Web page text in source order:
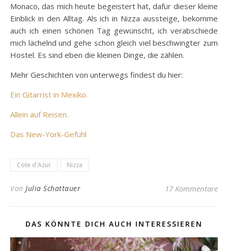
Monaco, das mich heute begeistert hat, dafür dieser kleine
Einblick in den Alltag. Als ich in Nizza aussteige, bekomme
auch ich einen schönen Tag gewünscht, ich verabschiede
mich lächelnd und gehe schon gleich viel beschwingter zum
Hostel. Es sind eben die kleinen Dinge, die zählen.
Mehr Geschichten von unterwegs findest du hier:
Ein Gitarrist in Mexiko.
Allein auf Reisen.
Das New-York-Gefühl
Cote d'Azur Nizza
Von Julia Schattauer 17 Kommentare
DAS KÖNNTE DICH AUCH INTERESSIEREN